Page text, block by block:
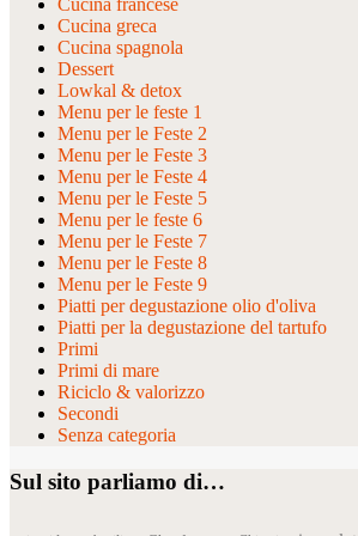
Cucina francese
Cucina greca
Cucina spagnola
Dessert
Lowkal & detox
Menu per le feste 1
Menu per le Feste 2
Menu per le Feste 3
Menu per le Feste 4
Menu per le Feste 5
Menu per le feste 6
Menu per le Feste 7
Menu per le Feste 8
Menu per le Feste 9
Piatti per degustazione olio d'oliva
Piatti per la degustazione del tartufo
Primi
Primi di mare
Riciclo & valorizzo
Secondi
Senza categoria
Sul sito parliamo di…